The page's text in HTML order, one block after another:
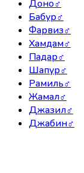
Доно♂
Бабур♂
Фарвиз♂
Хамдам♂
Падар♂
Шапур♂
Рамиль♂
Жамал♂
Джазил♂
Джабин♂